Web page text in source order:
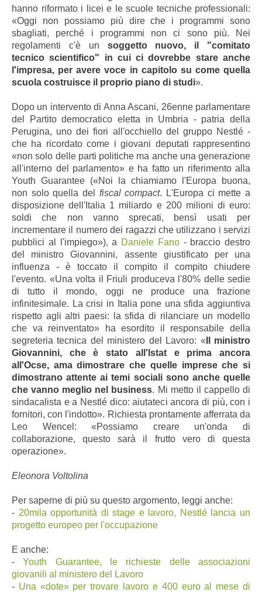
hanno riformato i licei e le scuole tecniche professionali:
«Oggi non possiamo più dire che i programmi sono
sbagliati, perché i programmi non ci sono più. Nei
regolamenti c'è un soggetto nuovo, il "comitato
tecnico scientifico" in cui ci dovrebbe stare anche
l'impresa, per avere voce in capitolo su come quella
scuola costruisce il proprio piano di studi».
Dopo un intervento di Anna Ascani, 26enne parlamentare
del Partito democratico eletta in Umbria - patria della
Perugina, uno dei fiori all'occhiello del gruppo Nestlé -
che ha ricordato come i giovani deputati rappresentino
«non solo delle parti politiche ma anche una generazione
all'interno del parlamento» e ha fatto un riferimento alla
Youth Guarantee («Noi la chiamiamo l'Europa buona,
non solo quella del fiscal compact. L'Europa ci mette a
disposizione dell'Italia 1 miliardo e 200 milioni di euro:
soldi che non vanno sprecati, bensì usati per
incrementare il numero dei ragazzi che utilizzano i servizi
pubblici al l'impiego»), a Daniele Fano- braccio destro
del ministro Giovannini, assente giustificato per una
influenza - è toccato il compito il compito chiudere
l'evento. «Una volta il Friuli produceva l'80% delle sedie
di tutto il mondo, oggi ne produce una frazione
infinitesimale. La crisi in Italia pone una sfida aggiuntiva
rispetto agli altri paesi: la sfida di rilanciare un modello
che va reinventato» ha esordito il responsabile della
segreteria tecnica del ministero del Lavoro: « Il ministro
Giovannini, che è stato all'Istat e prima ancora
all'Ocse, ama dimostrare che quelle imprese che si
dimostrano attente ai temi sociali sono anche quelle
che vanno meglio nel business. Mi metto il cappello di
sindacalista e a Nestlé dico: aiutateci ancora di più, con i
fornitori, con l'indotto». Richiesta prontamente afferrata da
Leo Wencel: «Possiamo creare un'onda di
collaborazione, questo sarà il frutto vero di questa
operazione».
Eleonora Voltolina
Per saperne di più su questo argomento, leggi anche:
- 20mila opportunità di stage e lavoro, Nestlé lancia un
progetto europeo per l'occupazione
E anche:
-Youth Guarantee, le richieste delle associazioni
giovanili al ministero del Lavoro
- Una «dote» per trovare lavoro e 400 euro al mese di